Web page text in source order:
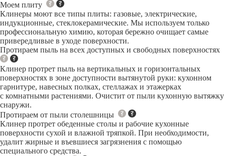
Моем плиту
Клинеры моют все типы плиты: газовые, электрические,
индукционные, стеклокерамические. Мы используем только
профессиональную химию, которая бережно очищает самые
привередливые в уходе поверхности.
Протираем пыль на всех доступных и свободных поверхностях
Клинер протрет пыль на вертикальных и горизонтальных
поверхностях в зоне доступности вытянутой руки: кухонном
гарнитуре, навесных полках, стеллажах и этажерках
с комнатными растениями. Очистит от пыли кухонную вытяжку
снаружи.
Протираем от пыли столешницы
Клинер протрет обеденные столы и рабочие кухонные
поверхности сухой и влажной тряпкой. При необходимости,
удалит жирные и въевшиеся загрязнения с помощью
специального средства.